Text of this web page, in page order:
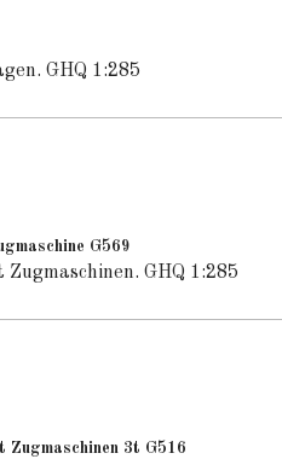
GHQ 1:285
G569
GHQ 1:285
Zugmaschinen 3t G516